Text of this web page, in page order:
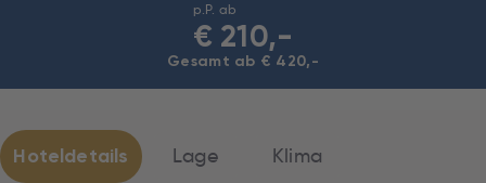
p.P. ab
€ 210,-
Gesamt ab € 420,-
Hoteldetails Lage Klima